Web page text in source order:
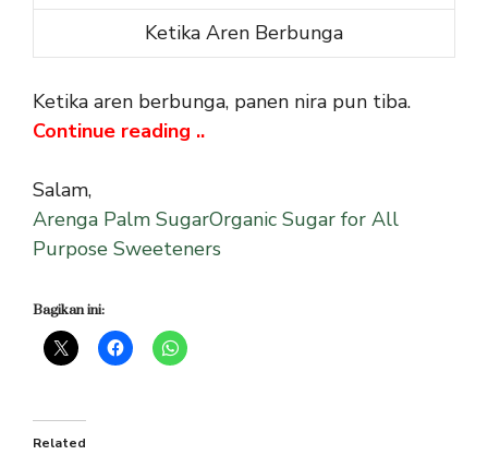
Ketika Aren Berbunga
Ketika aren berbunga, panen nira pun tiba.
Continue reading ..
Salam,
Arenga Palm SugarOrganic Sugar for All
Purpose Sweeteners
Bagikan ini:
Related